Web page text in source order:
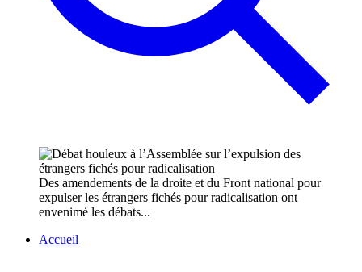
Des amendements de la droite et du Front national pour
expulser les étrangers fichés pour radicalisation ont
envenimé les débats...
Accueil